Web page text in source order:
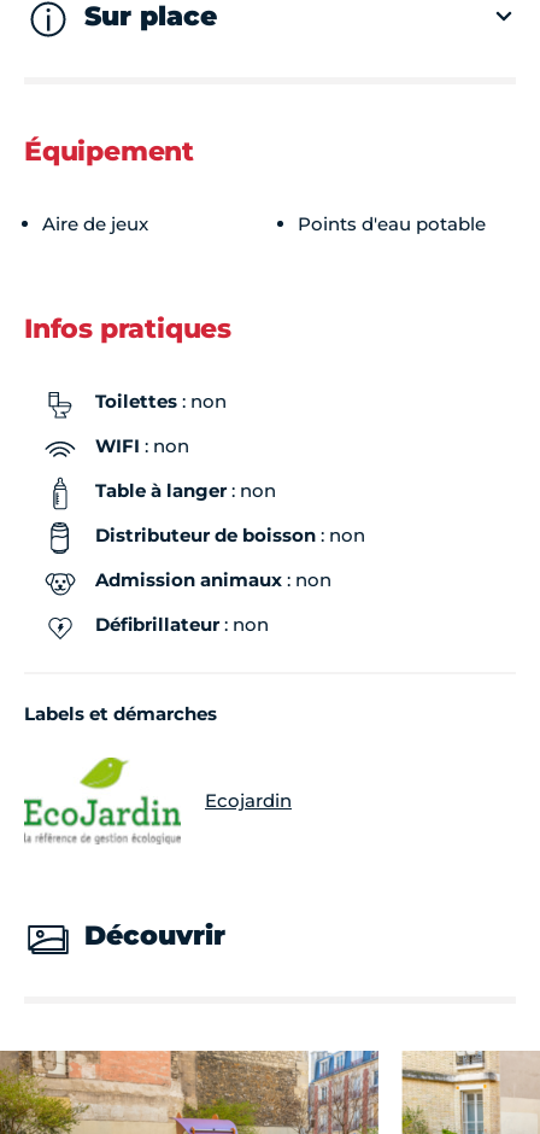
Sur place
Équipement
Aire de jeux Points d'eau potable
Infos pratiques
Toilettes : non
WIFI : non
Table à langer: non
Distributeur de boisson : non
Admission animaux : non
Défibrillateur: non
Labels et démarches
Ecojardin
Découvrir